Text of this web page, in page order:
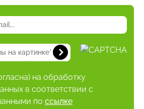
на обработку
в соответствии с
по ссылке